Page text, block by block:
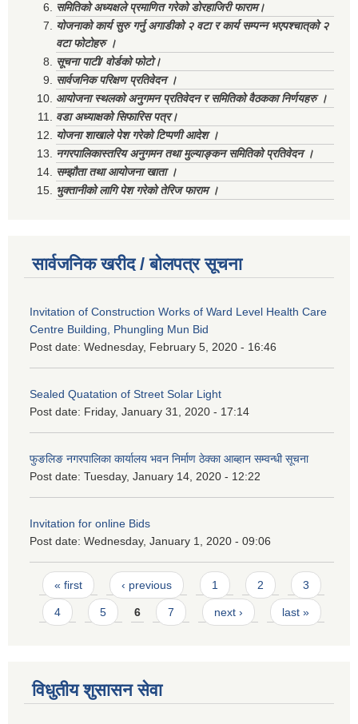
समितिको अध्यक्षले प्रमाणित गरेको डोरहाजिरी फाराम।
योजनाको कार्य सुरु गर्नु अगाडीको २ वटा र कार्य सम्पन्न भएपश्चात्‌को २
वटा फोटोहरु ।
सूचना पाटी/ वोर्डको फोटो।
सार्वजनिक परिक्षण प्रतिवेदन ।
आयोजना स्थलको अनुगमन प्रतिवेदन र समितिको वैठकका निर्णयहरु ।
वडा अध्याक्षको सिफारिस पत्र।
योजना शाखाले पेश गरेको टिप्पणी आदेश ।
नगरपालिकास्तरिय अनुगमन तथा मुल्याङ्कन समितिको प्रतिवेदन ।
सम्झौता तथा आयोजना खाता ।
भुक्तानीको लागि पेश गरेको तेरिज फाराम ।
सार्वजनिक खरीद / बोलपत्र सूचना
Invitation of Construction Works of Ward Level Health Care
Centre Building, Phungling Mun Bid
Post date: Wednesday, February 5, 2020 - 16:46
Sealed Quatation of Street Solar Light
Post date: Friday, January 31, 2020 - 17:14
फुङलिङ नगरपालिका कार्यालय भवन निर्माण ठेक्का आब्हान सम्वन्धी सूचना
Post date: Tuesday, January 14, 2020 - 12:22
Invitation for online Bids
Post date: Wednesday, January 1, 2020 - 09:06
Pages
« first ‹ previous 1 2 3
4 5 6 7 next › last »
विधुतीय शुसासन सेवा